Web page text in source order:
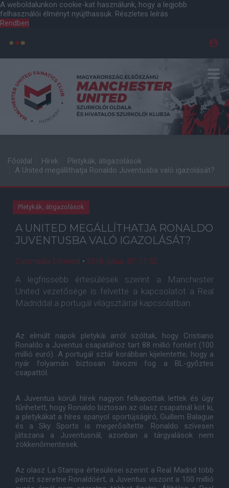
A weboldalunkon cookie-kat használunk, hogy a legjobb
felhasználói élményt nyújthassuk. Részletes leírás
Rendben
Főoldal Hírek
Pletykák, átigazolások
A United megállíthatja Ronaldo Juventusba való igazolását?
Pletykák, átigazolások
A UNITED MEGÁLLÍTHATJA RONALDO
JUVENTUSBA VALÓ IGAZOLÁSÁT?
Csizmadia Edmond • 2018. július. 07. 11:52
A legfrissebb értesülések szerint a Manchester
United vezetősége is felvette a kapcsolatot a Real
Madriddal a portugál világsztárral kapcsolatban.
Az elmúlt napok pletykái arról szóltak, hogy Cristiano
Ronaldo a Juventus csapatához tart 88 millió fontért (100
millió euró). A portugál sztár korábban kijelentette, hogy a
nyár folyamán biztosan távozni fog a BL-győztes
csapattól.
A Juventus körüli hírek nagyon felkapottak lettek és úgy
tűnhetett, hogy Ronaldo biztosan az olasz csapatnál köt ki,
a pletykákat a híres spanyol sportújságíró, Guillem Balague
és a Sky Sports is megerősítette. Ronaldo szívesen
játszana a Juventusnál, azonban a tárgyalások nem
zökkenőmentesek.
Az olasz La Stampa értesülései szerint a Real Madrid több
pénzt szeretne Ronaldóért, a Juventus viszont a 100 millió